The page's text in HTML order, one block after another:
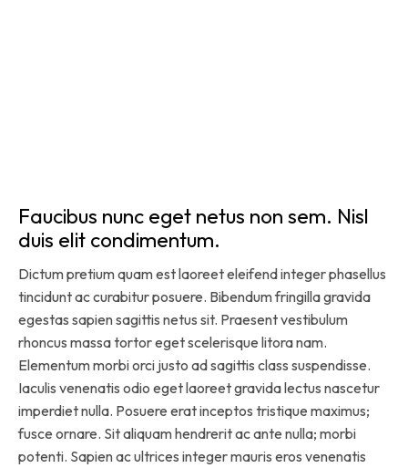
Faucibus nunc eget netus non sem. Nisl
duis elit condimentum.
Dictum pretium quam est laoreet eleifend integer phasellus
tincidunt ac curabitur posuere. Bibendum fringilla gravida
egestas sapien sagittis netus sit. Praesent vestibulum
rhoncus massa tortor eget scelerisque litora nam.
Elementum morbi orci justo ad sagittis class suspendisse.
Iaculis venenatis odio eget laoreet gravida lectus nascetur
imperdiet nulla. Posuere erat inceptos tristique maximus;
fusce ornare. Sit aliquam hendrerit ac ante nulla; morbi
potenti. Sapien ac ultrices integer mauris eros venenatis